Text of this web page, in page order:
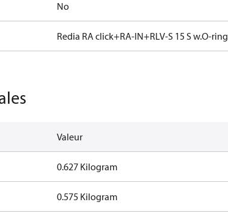
No
Redia RA click+RA-IN+RLV-S 15 S w.O-ring
Valeur
0.627 Kilogram
0.575 Kilogram